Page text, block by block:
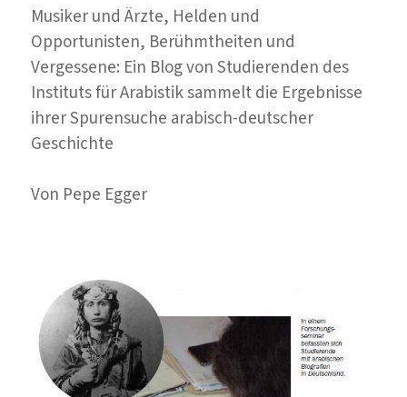
Musiker und Ärzte, Helden und
Opportunisten, Berühmtheiten und
Vergessene: Ein Blog von Studierenden des
Instituts für Arabistik sammelt die Ergebnisse
ihrer Spurensuche arabisch-deutscher
Geschichte
Von Pepe Egger